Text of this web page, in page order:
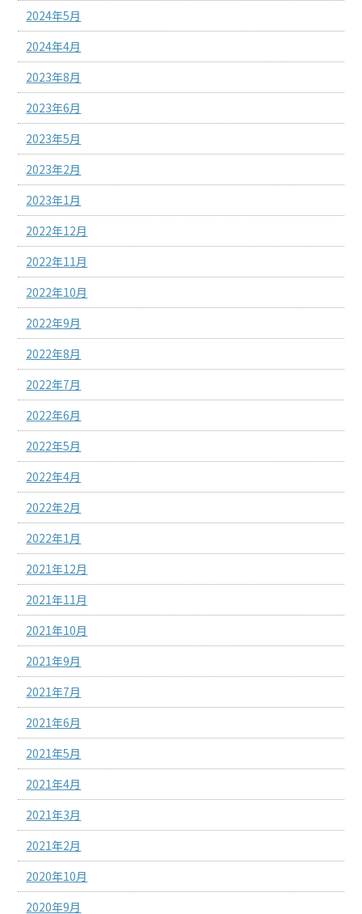
2024年5月
2024年4月
2023年8月
2023年6月
2023年5月
2023年2月
2023年1月
2022年12月
2022年11月
2022年10月
2022年9月
2022年8月
2022年7月
2022年6月
2022年5月
2022年4月
2022年2月
2022年1月
2021年12月
2021年11月
2021年10月
2021年9月
2021年7月
2021年6月
2021年5月
2021年4月
2021年3月
2021年2月
2020年10月
2020年9月